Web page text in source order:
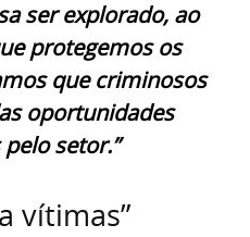
ser explorado, ao
protegemos os
que criminosos
oportunidades
setor.”
vítimas”